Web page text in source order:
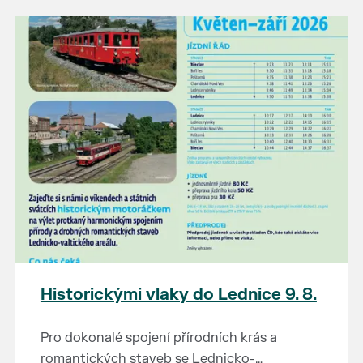
Prodejce prosíme tradičně o příchod 30
minut před začátkem, aby si vše na
prodejních místech stihli přichystat. Pokud
plánujete přijít a chcete rezervovat prodejní
místo, potvrďte prosím účast přes email
petr.vlasak@breclav.eu nebo zde v události,
ať víme, s kolika lidmi máme počítat. Počet
prodejních míst je omezen.
Těšíme se jako vždy!
Historickými vlaky do Lednice 9. 8.
Pro dokonalé spojení přírodních krás a
romantických staveb se Lednicko-